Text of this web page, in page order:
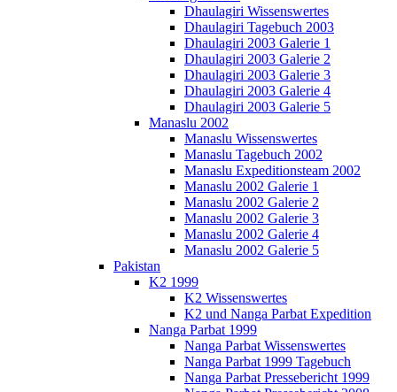
Dhaulagiri Wissenswertes
Dhaulagiri Tagebuch 2003
Dhaulagiri 2003 Galerie 1
Dhaulagiri 2003 Galerie 2
Dhaulagiri 2003 Galerie 3
Dhaulagiri 2003 Galerie 4
Dhaulagiri 2003 Galerie 5
Manaslu 2002
Manaslu Wissenswertes
Manaslu Tagebuch 2002
Manaslu Expeditionsteam 2002
Manaslu 2002 Galerie 1
Manaslu 2002 Galerie 2
Manaslu 2002 Galerie 3
Manaslu 2002 Galerie 4
Manaslu 2002 Galerie 5
Pakistan
K2 1999
K2 Wissenswertes
K2 und Nanga Parbat Expedition
Nanga Parbat 1999
Nanga Parbat Wissenswertes
Nanga Parbat 1999 Tagebuch
Nanga Parbat Pressebericht 1999